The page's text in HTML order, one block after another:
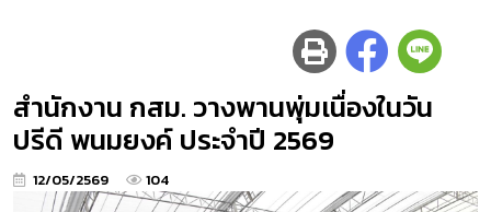
สำนักงาน กสม. วางพานพุ่มเนื่องในวัน
ปรีดี พนมยงค์ ประจำปี 2569
12/05/2569 104